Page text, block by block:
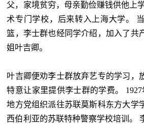
父，家境贫穷，母亲勤俭赚钱供他上
术专门学校，后来转入上海大学。
篮，李士群也经同学介绍，加入了共
姐叶吉卿。
叶吉卿便劝李士群放弃艺专的学习，
特意让家里提供李士群的学费。
地方党组织派往苏联莫斯科东方大学
西伯利亚的苏联特种警察学校培训。